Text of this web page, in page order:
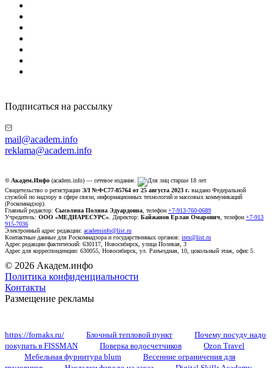
Подписаться на рассылку
mail@academ.info
reklama@academ.info
© Академ.Инфо (academ.info) — сетевое издание.
Свидетельство о регистрации ЭЛ №ФС77-85764 от 25 августа 2023 г. выдано Федеральной
службой по надзору в сфере связи, информационных технологий и массовых коммуникаций
(Роскомнадзор).
Главный редактор: Сысолина Полина Эдуардовна , телефон +7-913-760-0689
Учредитель: ООО «МЕДИАРЕСУРС» . Директор: Байжанов Ерлан Омарович , телефон +7-913
915-7036
Электронный адрес редакции: academinfo@list.ru
Контактные данные для Роскомнадзора и государственных органов: irex@list.ru
Адрес редакции фактический: 630117, Новосибирск, улица Полевая, 3
Адрес для корреспонденции: 630055, Новосибирск, ул. Разъездная, 10, цокольный этаж, офис 5.
© 2026 Академ.инфо
Политика конфиденциальности
Контакты
Размещение рекламы
https://fornaks.ru/ Блочный тепловой пункт
Почему посуду надо
покупать в FISSMAN
Поверка водосчетчиков
Ozon Travel
Мебельная фурнитура blum
Весенние ограничения для